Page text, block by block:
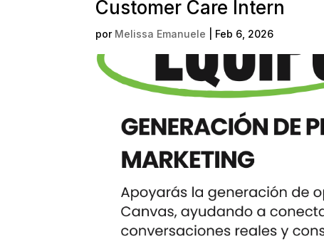
Customer Care Intern
por Melissa Emanuele Feb 6, 2026